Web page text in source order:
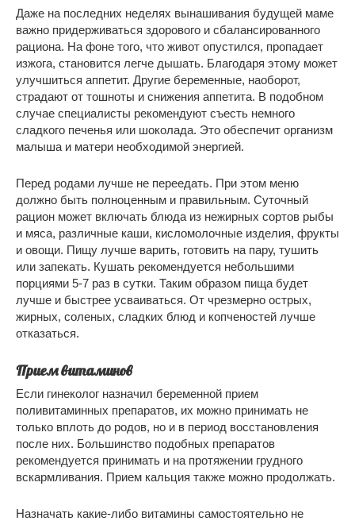
Даже на последних неделях вынашивания будущей маме
важно придерживаться здорового и сбалансированного
рациона. На фоне того, что живот опустился, пропадает
изжога, становится легче дышать. Благодаря этому может
улучшиться аппетит. Другие беременные, наоборот,
страдают от тошноты и снижения аппетита. В подобном
случае специалисты рекомендуют съесть немного
сладкого печенья или шоколада. Это обеспечит организм
малыша и матери необходимой энергией.
Перед родами лучше не переедать. При этом меню
должно быть полноценным и правильным. Суточный
рацион может включать блюда из нежирных сортов рыбы
и мяса, различные каши, кисломолочные изделия, фрукты
и овощи. Пищу лучше варить, готовить на пару, тушить
или запекать. Кушать рекомендуется небольшими
порциями 5-7 раз в сутки. Таким образом пища будет
лучше и быстрее усваиваться. От чрезмерно острых,
жирных, соленых, сладких блюд и копченостей лучше
отказаться.
Прием витаминов
Если гинеколог назначил беременной прием
поливитаминных препаратов, их можно принимать не
только вплоть до родов, но и в период восстановления
после них. Большинство подобных препаратов
рекомендуется принимать и на протяжении грудного
вскармливания. Прием кальция также можно продолжать.
Назначать какие-либо витамины самостоятельно не